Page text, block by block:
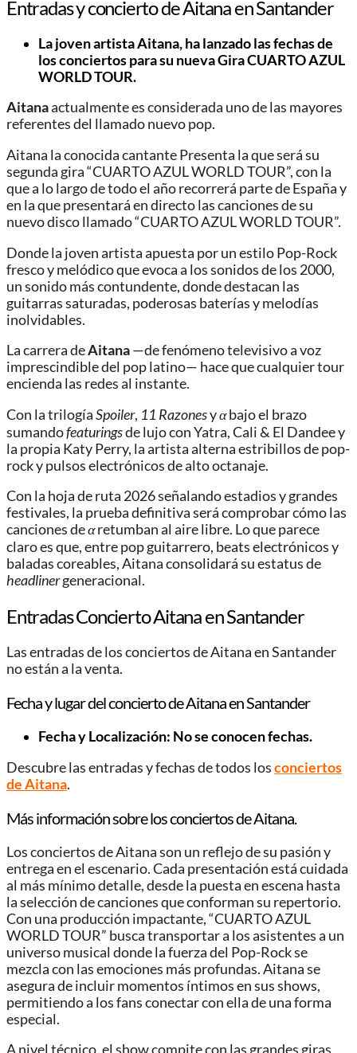
Entradas y concierto de Aitana en Santander
La joven artista Aitana, ha lanzado las fechas de
los conciertos para su nueva Gira CUARTO AZUL
WORLD TOUR.
Aitanaactualmente es considerada uno de las mayores
referentes del llamado nuevo pop.
Aitana la conocida cantante Presenta la que será su
segunda gira “CUARTO AZUL WORLD TOUR”, con la
que a lo largo de todo el año recorrerá parte de España y
en la que presentará en directo las canciones de su
nuevo disco llamado “CUARTO AZUL WORLD TOUR”.
Donde la joven artista apuesta por un estilo Pop-Rock
fresco y melódico que evoca a los sonidos de los 2000,
un sonido más contundente, donde destacan las
guitarras saturadas, poderosas baterías y melodías
inolvidables.
La carrera deAitana—de fenómeno televisivo a voz
imprescindible del pop latino— hace que cualquier tour
encienda las redes al instante.
Con la trilogíaSpoiler, 11 Razonesyαbajo el brazo
sumandofeaturingsde lujo con Yatra, Cali & El Dandee y
la propia Katy Perry, la artista alterna estribillos de pop-
rock y pulsos electrónicos de alto octanaje.
Con la hoja de ruta 2026 señalando estadios y grandes
festivales, la prueba definitiva será comprobar cómo las
canciones deαretumban al aire libre. Lo que parece
claro es que, entre pop guitarrero, beats electrónicos y
baladas coreables, Aitana consolidará su estatus de
headlinergeneracional.
Entradas Concierto Aitana en Santander
Las entradas de los conciertos de Aitana en Santander
no están a la venta.
Fecha y lugar del concierto de Aitana en Santander
Fecha y Localización: No se conocen fechas.
Descubre las entradas y fechas de todos losconciertos
de Aitana.
Más información sobre los conciertos de Aitana.
Los conciertos de Aitana son un reflejo de su pasión y
entrega en el escenario. Cada presentación está cuidada
al más mínimo detalle, desde la puesta en escena hasta
la selección de canciones que conforman su repertorio.
Con una producción impactante, “CUARTO AZUL
WORLD TOUR” busca transportar a los asistentes a un
universo musical donde la fuerza del Pop-Rock se
mezcla con las emociones más profundas. Aitana se
asegura de incluir momentos íntimos en sus shows,
permitiendo a los fans conectar con ella de una forma
especial.
A nivel técnico, el show compite con las grandes giras